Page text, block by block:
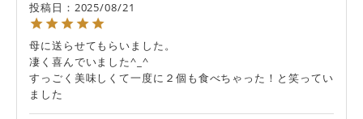
投稿日
2025/08/21
母に送らせてもらいました。
凄く喜んでいました^_^
すっごく美味しくて一度に２個も食べちゃった！と笑ってい
ました